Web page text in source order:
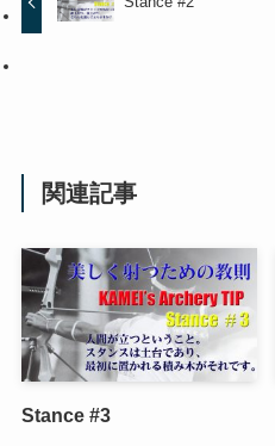
関連記事
Stance #3